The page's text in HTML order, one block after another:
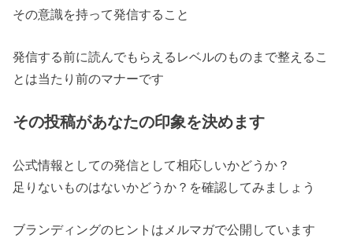
その意識を持って発信すること
発信する前に読んでもらえるレベルのものまで整えるこ
とは当たり前のマナーです
その投稿があなたの印象を決めます
公式情報としての発信として相応しいかどうか？
足りないものはないかどうか？を確認してみましょう
ブランディングのヒントはメルマガで公開しています